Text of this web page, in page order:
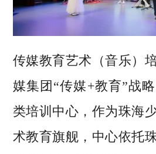
传媒教育艺术（音乐）
媒集团“传媒+教育”战
类培训中心，作为珠海
术教育旗舰，中心依托